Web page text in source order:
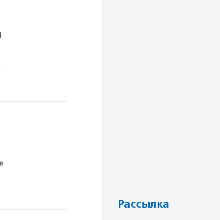
Рассылка